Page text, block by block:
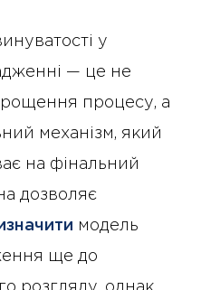
у
— це не
процесу, а
механізм, який
на фінальний
дозволяє
модель
ще до